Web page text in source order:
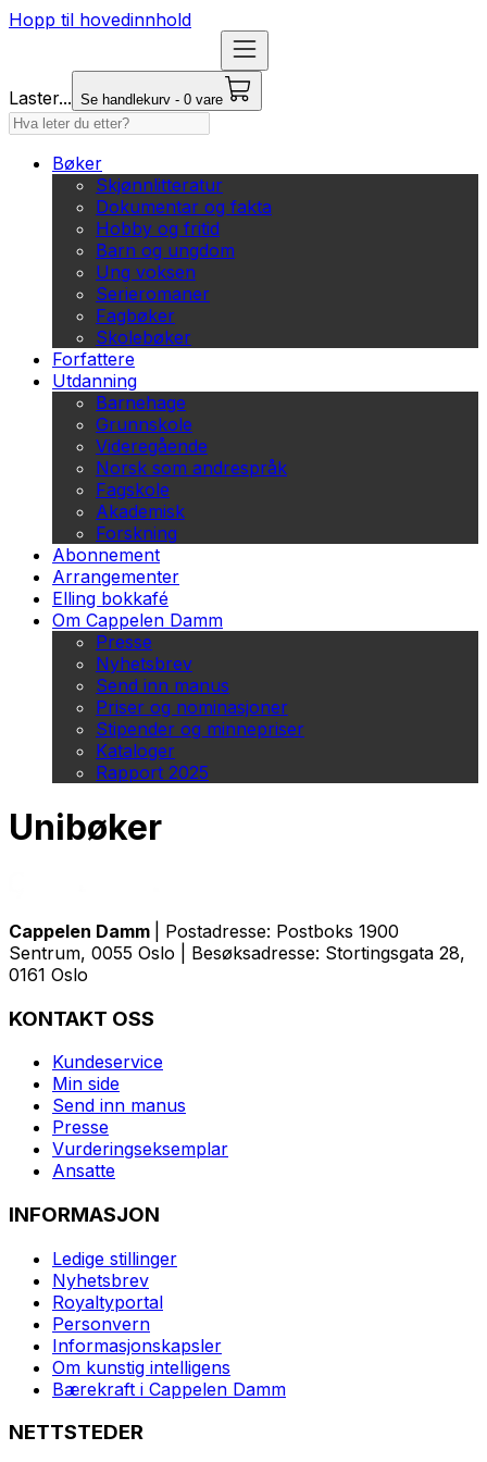
Hopp til hovedinnhold
Laster... Se handlekurv - 0 vare
Bøker
Skjønnlitteratur
Dokumentar og fakta
Hobby og fritid
Barn og ungdom
Ung voksen
Serieromaner
Fagbøker
Skolebøker
Forfattere
Utdanning
Barnehage
Grunnskole
Videregående
Norsk som andrespråk
Fagskole
Akademisk
Forskning
Abonnement
Arrangementer
Elling bokkafé
Om Cappelen Damm
Presse
Nyhetsbrev
Send inn manus
Priser og nominasjoner
Stipender og minnepriser
Kataloger
Rapport 2025
Unibøker
Cappelen Damm
| Postadresse: Postboks 1900
Sentrum, 0055 Oslo | Besøksadresse: Stortingsgata 28,
0161 Oslo
KONTAKT OSS
Kundeservice
Min side
Send inn manus
Presse
Vurderingseksemplar
Ansatte
INFORMASJON
Ledige stillinger
Nyhetsbrev
Royaltyportal
Personvern
Informasjonskapsler
Om kunstig intelligens
Bærekraft i Cappelen Damm
NETTSTEDER